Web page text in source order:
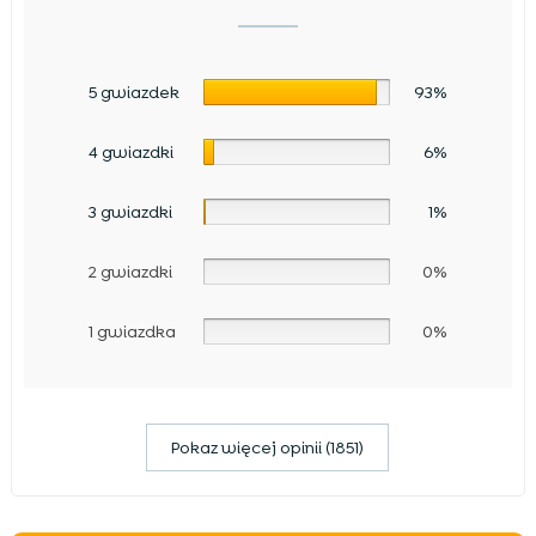
5 gwiazdek 93%
4 gwiazdki 6%
3 gwiazdki 1%
2 gwiazdki 0%
1 gwiazdka 0%
Pokaz więcej opinii (1851)